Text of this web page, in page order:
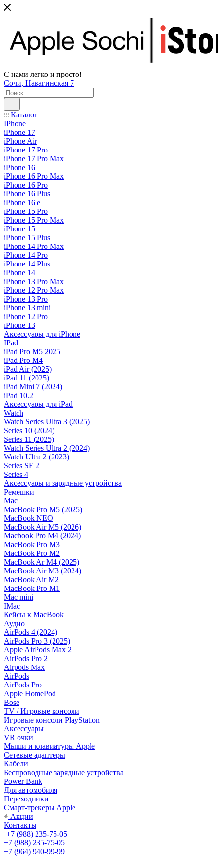
С нами легко и просто!
Сочи, Навагинская 7
Каталог
IPhone
iPhone 17
iPhone Air
iPhone 17 Pro
iPhone 17 Pro Max
iPhone 16
iPhone 16 Pro Max
iPhone 16 Pro
iPhone 16 Plus
iPhone 16 e
iPhone 15 Pro
iPhone 15 Pro Max
iPhone 15
iPhone 15 Plus
iPhone 14 Pro Max
iPhone 14 Pro
iPhone 14 Plus
iPhone 14
iPhone 13 Pro Max
iPhone 12 Pro Max
iPhone 13 Pro
iPhone 13 mini
iPhone 12 Pro
iPhone 13
Аксессуары для iPhone
IPad
iPad Pro M5 2025
iPad Pro M4
iPad Air (2025)
iPad 11 (2025)
iPad Mini 7 (2024)
iPad 10.2
Аксессуары для iPad
Watch
Watch Series Ultra 3 (2025)
Series 10 (2024)
Series 11 (2025)
Watch Series Ultra 2 (2024)
Watch Ultra 2 (2023)
Series SE 2
Series 4
Аксессуары и зарядные устройства
Ремешки
Mac
MacBook Pro M5 (2025)
MacBook NEO
MacBook Air M5 (2026)
Macbook Pro M4 (2024)
MacBook Pro M3
MacBook Pro M2
MacBook Ar M4 (2025)
MacBook Air M3 (2024)
MacBook Air M2
MacBook Pro M1
Mac mini
IMac
Кейсы к MacBook
Аудио
AirPods 4 (2024)
AirPods Pro 3 (2025)
Apple AirPods Max 2
AirPods Pro 2
Airpods Max
AirPods
AirPods Pro
Apple HomePod
Bose
TV / Игровые консоли
Игровые консоли PlayStation
Аксессуары
VR очки
Мыши и клавиатуры Apple
Сетевые адаптеры
Кабели
Беспроводные зарядные устройства
Power Bank
Для автомобиля
Переходники
Смарт-трекеры Apple
Акции
Контакты
+7 (988) 235-75-05
+7 (988) 235-75-05
+7 (964) 940-99-99